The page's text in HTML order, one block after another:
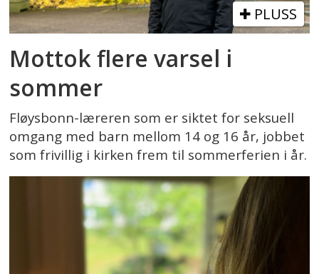
PLUSS
Mottok flere varsel i
sommer
Fløysbonn-læreren som er siktet for seksuell
omgang med barn mellom 14 og 16 år, jobbet
som frivillig i kirken frem til sommerferien i år.